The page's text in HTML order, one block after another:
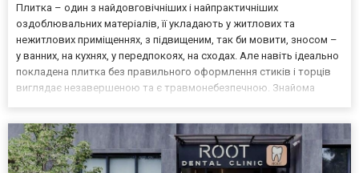
Плитка – один з найдовговічніших і найпрактичніших
оздоблювальних матеріалів, її укладають у житлових та
нежитлових приміщеннях, з підвищеним, так би мовити, зносом –
у ванних, на кухнях, у передпокоях, на сходах. Але навіть ідеально
покладена плитка без правильного оформлення стиків і торців
виглядає незавершеною та є травмонебезпечною. Знайома